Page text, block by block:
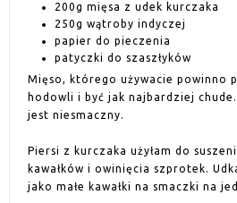
200g mięsa z udek kurczaka
250g wątroby indyczej
papier do pieczenia
patyczki do szaszłyków
Mięso, którego używacie powinno
hodowli i być jak najbardziej chude.
jest niesmaczny.
Piersi z kurczaka użyłam do
kawałków i owinięcia szprotek.
jako małe kawałki na smaczki na